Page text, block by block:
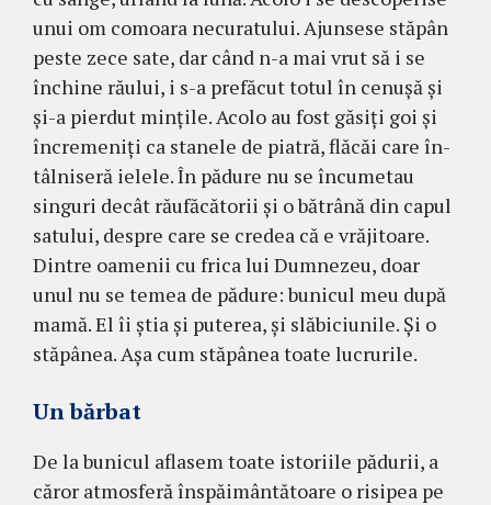
unui om comoara necuratului. Ajunsese stăpân
peste zece sate, dar când n-a mai vrut să i se
închine ră­ului, i s-a prefăcut totul în ce­nu­şă şi
şi-a pierdut min­ţile. Acolo au fost găsiţi goi şi
încremeniţi ca stanele de piatră, flăcăi care în­
tâl­niseră ielele. În pădure nu se încumetau
singuri decât răufăcătorii şi o bătrână din capul
satului, despre care se credea că e vrăjitoare.
Din­tre oamenii cu frica lui Dum­nezeu, doar
unul nu se temea de pădure: bunicul meu după
ma­mă. El îi ştia şi pu­terea, şi slăbiciunile. Şi o
stă­pânea. Aşa cum stăpânea toate lu­cru­rile.
Un bărbat
De la bunicul aflasem toate istoriile pădurii, a
căror at­mos­feră înspăimân­tă­toa­re o risipea pe